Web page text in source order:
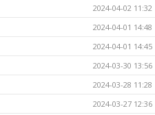
2024-04-02 11:32
2024-04-01 14:48
2024-04-01 14:45
2024-03-30 13:56
2024-03-28 11:28
2024-03-27 12:36